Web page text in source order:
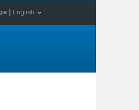
| English